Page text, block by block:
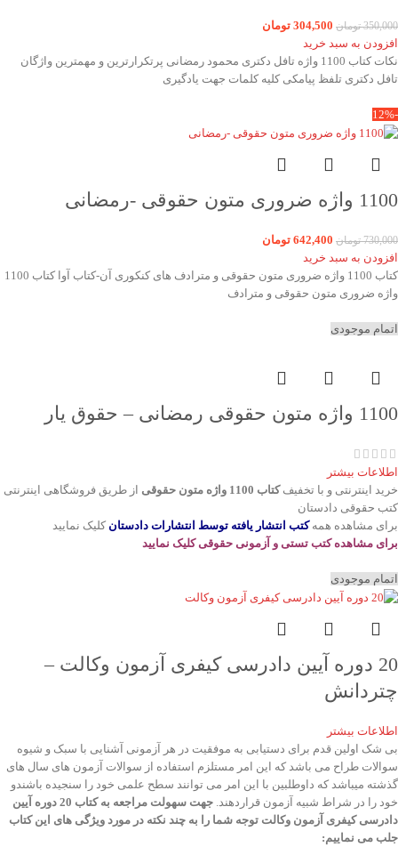
350,000 تومان 304,500 تومان
افزودن به سبد خرید
نکات کتاب 1100 واژه تافل دکتری محمود رمضانی پرتکرارترین و مهمترین واژگان
تافل دکتری تلفظ پیامکی کلیه کلمات جهت یادگیری
-12%
1100 واژه ضروری متون حقوقی -رمضانی
730,000 تومان 642,400 تومان
افزودن به سبد خرید
کتاب 1100 واژه ضروری متون حقوقی و مترادف های کنکوری آن-کتاب آوا کتاب 1100
واژه ضروری متون حقوقی و مترادف
اتمام موجودی
1100 واژه متون حقوقی رمضانی – حقوق یار
اطلاعات بیشتر
خرید اینترنتی و با تخفیفکتاب 1100 واژه متون حقوقی
از طریق فروشگاهی اینترنتی
کتب حقوقی دادستان
برای مشاهده همهکتب انتشار یافته توسط انتشارات دادستان کلیک نمایید
برای مشاهده کتب تستی و آزمونی حقوقی کلیک نمایید
اتمام موجودی
20 دوره آیین دادرسی کیفری آزمون وکالت –
چتردانش
اطلاعات بیشتر
بی شک اولین قدم برای دستیابی به موفقیت در هر آزمونی آشنایی با سبک و شیوه
سوالات طراح می باشد که این امر مستلزم استفاده از سوالات آزمون های سال های
گذشته میباشد که داوطلبین با این امر می توانند سطح علمی خود را سنجیده باشندو
خود را در شراط شبیه آزمون قراردهند.
جهت سهولت مراجعه به کتاب 20 دوره آیین
دادرسی کیفری آزمون وکالت توجه شما را به چند نکته در مورد ویژگی های این کتاب
جلب می نماییم: